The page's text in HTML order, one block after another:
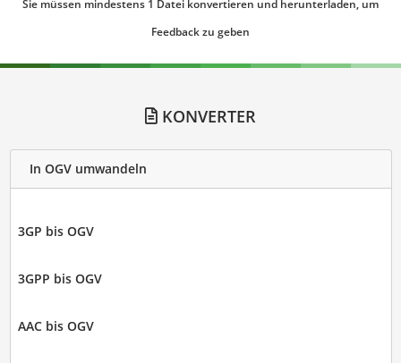
Sie müssen mindestens 1 Datei konvertieren und herunterladen, um
Feedback zu geben
KONVERTER
In OGV umwandeln
3GP bis OGV
3GPP bis OGV
AAC bis OGV